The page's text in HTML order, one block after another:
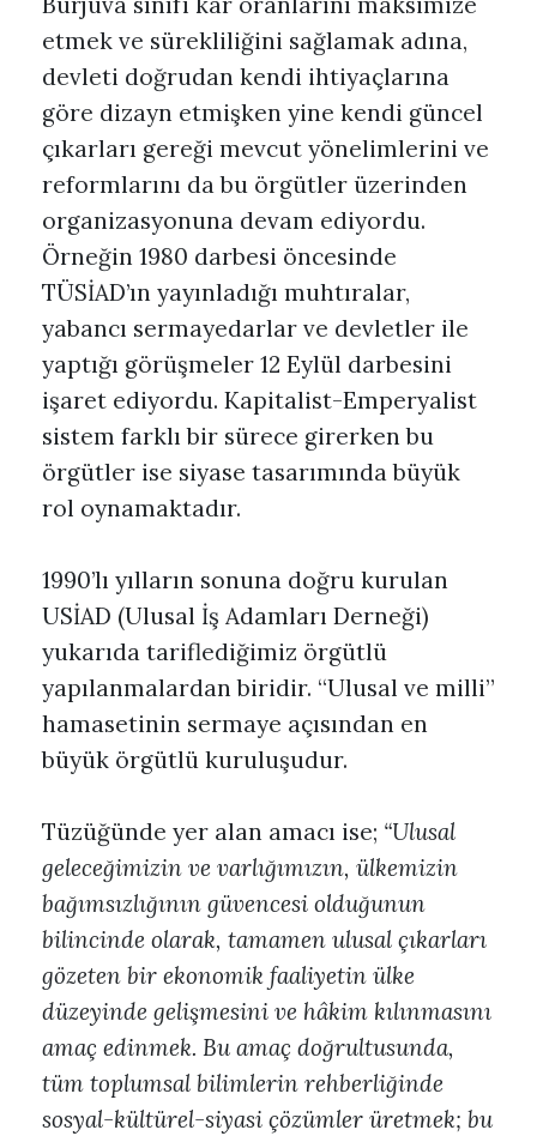
etmek ve sürekliliğini sağlamak adına,
devleti doğrudan kendi ihtiyaçlarına
göre dizayn etmişken yine kendi güncel
çıkarları gereği mevcut yönelimlerini ve
reformlarını da bu örgütler üzerinden
organizasyonuna devam ediyordu.
Örneğin 1980 darbesi öncesinde
TÜSİAD’ın yayınladığı muhtıralar,
yabancı sermayedarlar ve devletler ile
yaptığı görüşmeler 12 Eylül darbesini
işaret ediyordu. Kapitalist-Emperyalist
sistem farklı bir sürece girerken bu
örgütler ise siyase tasarımında büyük
rol oynamaktadır.
1990’lı yılların sonuna doğru kurulan
USİAD (Ulusal İş Adamları Derneği)
yukarıda tariflediğimiz örgütlü
yapılanmalardan biridir. “Ulusal ve milli”
hamasetinin sermaye açısından en
büyük örgütlü kuruluşudur.
Tüzüğünde yer alan amacı ise; “Ulusal
geleceğimizin ve varlığımızın, ülkemizin
bağımsızlığının güvencesi olduğunun
bilincinde olarak, tamamen ulusal çıkarları
gözeten bir ekonomik faaliyetin ülke
düzeyinde gelişmesini ve hâkim kılınmasını
amaç edinmek. Bu amaç doğrultusunda,
tüm toplumsal bilimlerin rehberliğinde
sosyal-kültürel-siyasi çözümler üretmek; bu